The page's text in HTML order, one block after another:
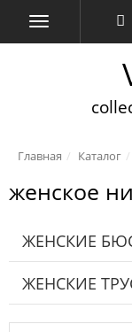
Главная Каталог
женское
ЖЕНСКИЕ
ЖЕНСКИЕ